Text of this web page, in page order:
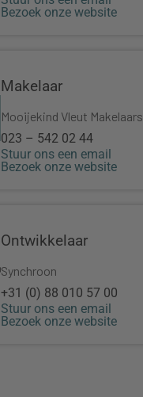
Bezoek onze website
Makelaar
Mooijekind Vleut Makelaars
023 – 542 02 44
Stuur ons een email
Bezoek onze website
Ontwikkelaar
Synchroon
+31 (0) 88 010 57 00
Stuur ons een email
Bezoek onze website